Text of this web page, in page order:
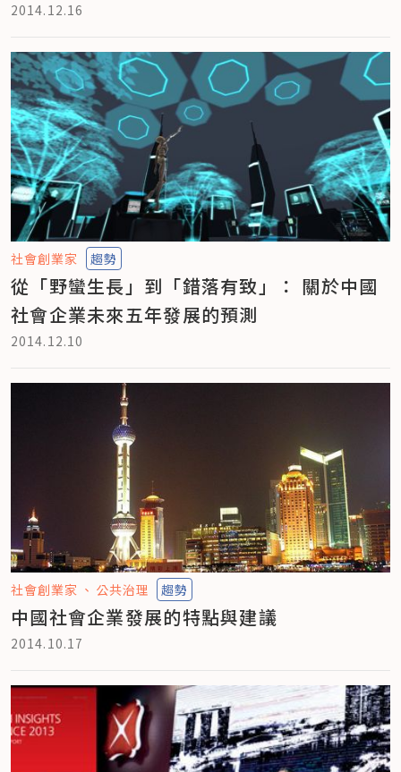
2014.12.16
社會創業家 趨勢
從「野蠻生長」到「錯落有致」： 關於中國
社會企業未來五年發展的預測
2014.12.10
社會創業家 公共治理 趨勢
中國社會企業發展的特點與建議
2014.10.17